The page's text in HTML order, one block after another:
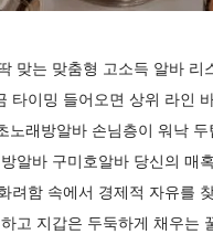
맞는 맞춤형 고소득 알바 리
이밍 들어오면 상위 라인
래방알바 손님층이 워낙
알바 구미호알바 당신의 매
함 속에서 경제적 자유를
고 지갑은 두둑하게 채우는